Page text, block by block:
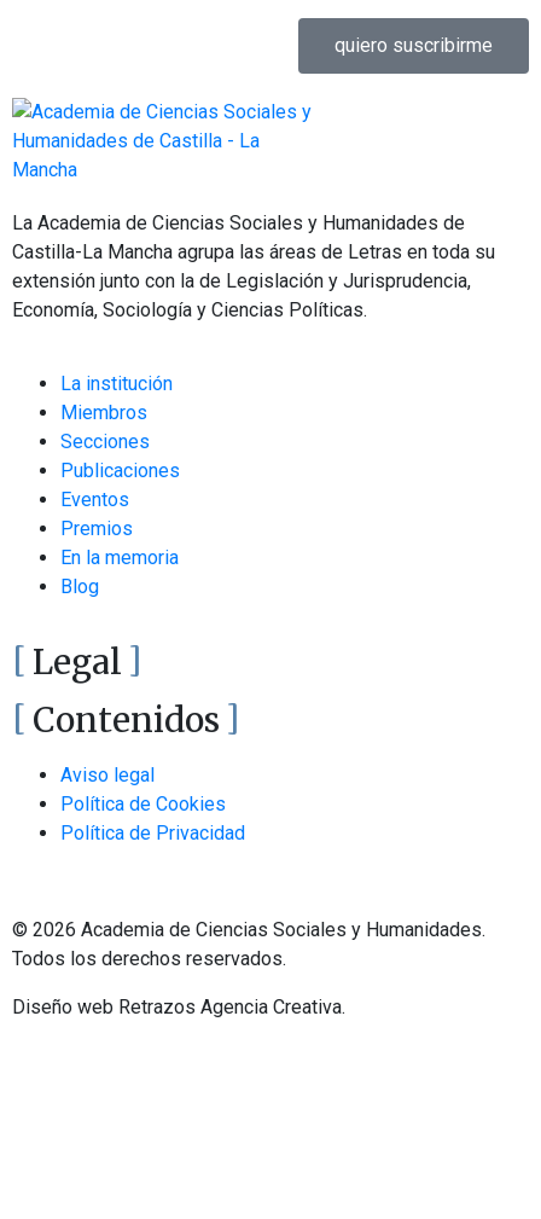
quiero suscribirme
La Academia de Ciencias Sociales y Humanidades de
Castilla-La Mancha agrupa las áreas de Letras en toda su
extensión junto con la de Legislación y Jurisprudencia,
Economía, Sociología y Ciencias Políticas.
La institución
Miembros
Secciones
Publicaciones
Eventos
Premios
En la memoria
Blog
Legal
Contenidos
Aviso legal
Política de Cookies
Política de Privacidad
© 2026 Academia de Ciencias Sociales y Humanidades.
Todos los derechos reservados.
Diseño web Retrazos Agencia Creativa.